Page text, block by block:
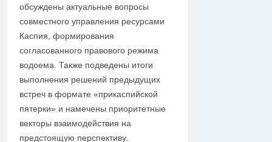
обсуждены актуальные вопросы
совместного управления ресурсами
Каспия, формирования
согласованного правового режима
водоема. Также подведены итоги
выполнения решений предыдущих
встреч в формате «прикаспийской
пятерки» и намечены приоритетные
векторы взаимодействия на
предстоящую перспективу.